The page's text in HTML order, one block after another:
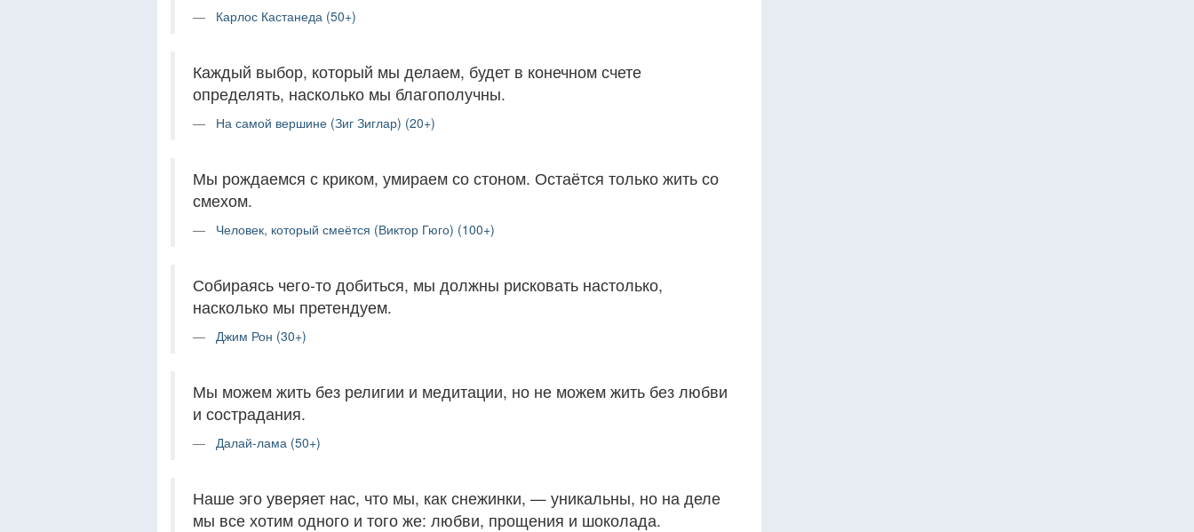
Карлос Кастанеда (50+)
Каждый выбор, который мы делаем, будет в конечном счете
определять, насколько мы благополучны.
На самой вершине (Зиг Зиглар) (20+)
Мы рождаемся с криком, умираем со стоном. Остаётся только жить со
смехом.
Человек, который смеётся (Виктор Гюго) (100+)
Собираясь чего-то добиться, мы должны рисковать настолько,
насколько мы претендуем.
Джим Рон (30+)
Мы можем жить без религии и медитации, но не можем жить без любви
и сострадания.
Далай-лама (50+)
Наше эго уверяет нас, что мы, как снежинки, — уникальны, но на деле
мы все хотим одного и того же: любви, прощения и шоколада.